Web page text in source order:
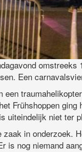
Een
een
Frühshoppen
uiteindelijk niet ter
zaak in onderzoek.
is nog niemand